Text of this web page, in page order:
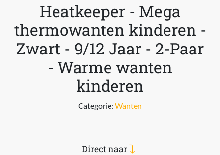
Heatkeeper - Mega
thermowanten kinderen -
Zwart - 9/12 Jaar - 2-Paar
- Warme wanten
kinderen
Categorie: Wanten
Direct naar